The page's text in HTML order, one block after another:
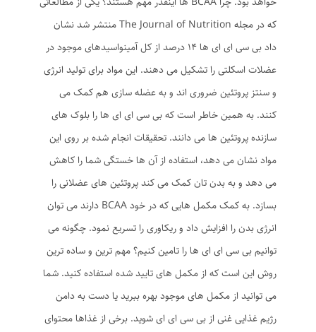
که در مجله The Journal of Nutrition منتشر شد نشان
داد بی سی ای ای ها 14 درصد از کل آمینواسیدهای موجود در
عضلات اسکلتی را تشکیل می دهند. این مواد برای تولید انرژی
و سنتز پروتئین ضروری اند و به عضله سازی هم کمک می
کنند. به همین خاطر است که بی سی ای ای ها را بلوک های
سازنده پروتئین ها می دانند. تحقیقات انجام شده بر روی این
مواد نشان می دهد، استفاده از آن ها خستگی شما را کاهش
می دهد و به بدن تان کمک می کند پروتئین های عضلانی را
بسازد. به کمک مکمل هایی که در خود BCAA دارند می توان
انرژی بدن را افزایش داد و ریکاوری را تسریع نمود. چگونه می
توانیم بی سی ای ای ها را تامین کنیم؟ مهم ترین و ساده ترین
روش این است که از مکمل های تایید شده استفاده کنید. شما
می توانید از مکمل های موجود بهره ببرید یا دست به دامن
رژیم غذایی غنی از بی سی ای ای شوید. برخی از غذاها محتوای